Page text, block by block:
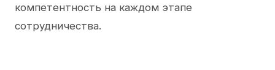
компетентность на каждом этапе
сотрудничества.